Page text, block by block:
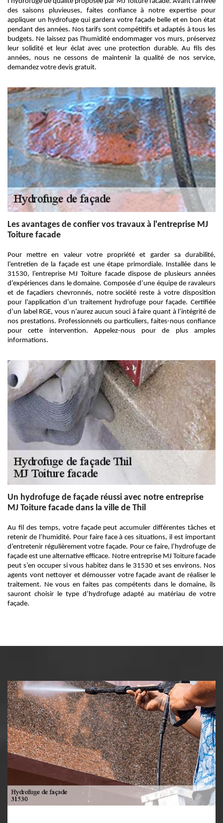
des saisons pluvieuses, faites confiance à notre expertise pour
appliquer un hydrofuge qui gardera votre façade belle et en bon état
pendant des années. Nos tarifs sont compétitifs et adaptés à tous les
budgets. Ne laissez pas l'humidité endommager vos murs, préservez
leur solidité et leur éclat avec une protection durable. Au fils des
années, nous ne cessons de maintenir la qualité de nos service,
demandez votre devis gratuit.
Les avantages de confier vos travaux à l'entreprise MJ
Toiture facade
Pour mettre en valeur votre propriété et garder sa durabilité,
l’entretien de la façade est une étape primordiale. Installée dans le
31530, l’entreprise MJ Toiture facade dispose de plusieurs années
d’expériences dans le domaine. Composée d’une équipe de ravaleurs
et de façadiers chevronnés, notre société reste à votre disposition
pour l’application d’un traitement hydrofuge pour façade. Certifiée
d’un label RGE, vous n’aurez aucun souci à faire quant à l’intégrité de
nos prestations. Professionnels ou particuliers, faites-nous confiance
pour cette intervention. Appelez-nous pour de plus amples
informations.
Un hydrofuge de façade réussi avec notre entreprise
MJ Toiture facade dans la ville de Thil
Au fil des temps, votre façade peut accumuler différentes tâches et
retenir de l’humidité. Pour faire face à ces situations, il est important
d’entretenir régulièrement votre façade. Pour ce faire, l’hydrofuge de
façade est une alternative efficace. Notre entreprise MJ Toiture facade
peut s’en occuper si vous habitez dans le 31530 et ses environs. Nos
agents vont nettoyer et démousser votre façade avant de réaliser le
traitement. Ne vous en faites pas compétents dans le domaine, ils
sauront choisir le type d’hydrofuge adapté au matériau de votre
façade.